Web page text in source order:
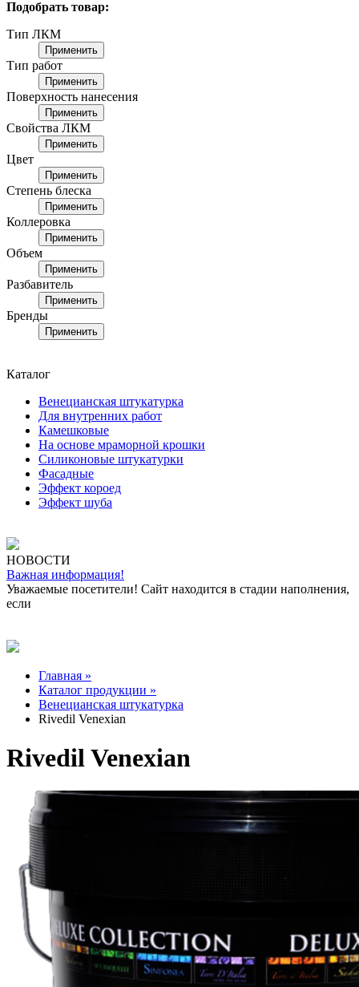
Подобрать товар:
Тип ЛКМ
Применить
Тип работ
Применить
Поверхность нанесения
Применить
Свойства ЛКМ
Применить
Цвет
Применить
Степень блеска
Применить
Коллеровка
Применить
Объем
Применить
Разбавитель
Применить
Бренды
Применить
Каталог
Венецианская штукатурка
Для внутренних работ
Камешковые
На основе мраморной крошки
Силиконовые штукатурки
Фасадные
Эффект короед
Эффект шуба
НОВОСТИ
Важная информация!
Уважаемые посетители! Сайт находится в стадии наполнения,
если
Главная »
Каталог продукции »
Венецианская штукатурка
Rivedil Venexian
Rivedil Venexian